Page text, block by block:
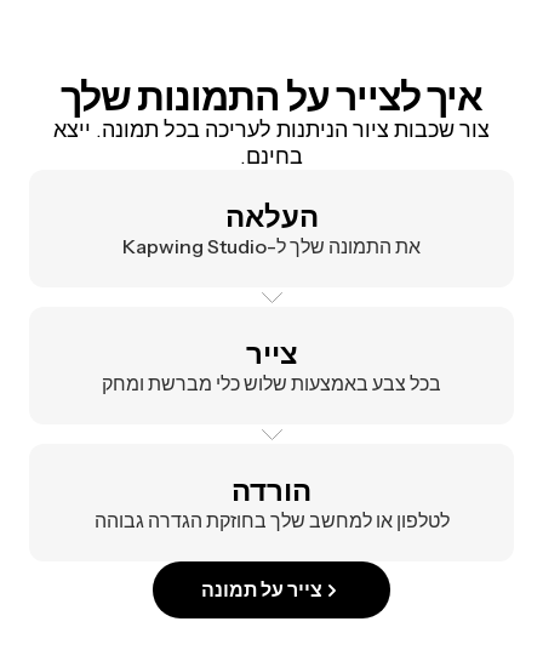
איך לצייר על התמונות שלך
צור שכבות ציור הניתנות לעריכה בכל תמונה. ייצא
בחינם.
העלאה
את התמונה שלך ל-Kapwing Studio
צייר
בכל צבע באמצעות שלוש כלי מברשת ומחק
הורדה
לטלפון או למחשב שלך בחוזקת הגדרה גבוהה
צייר על תמונה